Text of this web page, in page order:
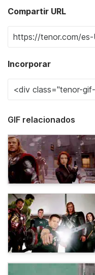
Compartir URL
Incorporar
GIF relacionados